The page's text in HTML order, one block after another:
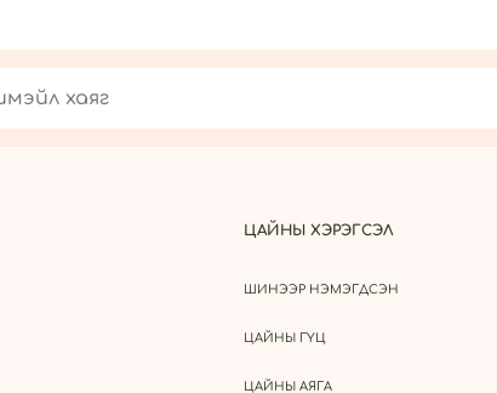
ЦАЙНЫ ХЭРЭГСЭЛ
ШИНЭЭР НЭМЭГДСЭН
ЦАЙНЫ ГҮЦ
ЦАЙНЫ АЯГА